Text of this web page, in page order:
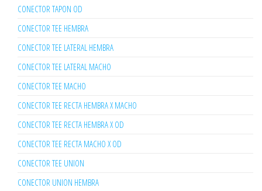
CONECTOR TAPON OD
CONECTOR TEE HEMBRA
CONECTOR TEE LATERAL HEMBRA
CONECTOR TEE LATERAL MACHO
CONECTOR TEE MACHO
CONECTOR TEE RECTA HEMBRA X MACHO
CONECTOR TEE RECTA HEMBRA X OD
CONECTOR TEE RECTA MACHO X OD
CONECTOR TEE UNION
CONECTOR UNION HEMBRA